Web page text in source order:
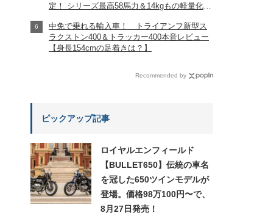
定！ シリーズ最高58馬力＆14kgもの軽量化!?
【Honda2026新車ニュース】
中免で乗れる輸入車！ トライアンフ新型ス
ラクストン400＆トラッカー400本音レビュー
【身長154cmの足着きは？】
Recommended by
ピックアップ記事
ロイヤルエンフィールド
【BULLET650】伝統の車名
を冠した650ツインモデルが
登場。価格98万100円〜で、
8月27日発売！